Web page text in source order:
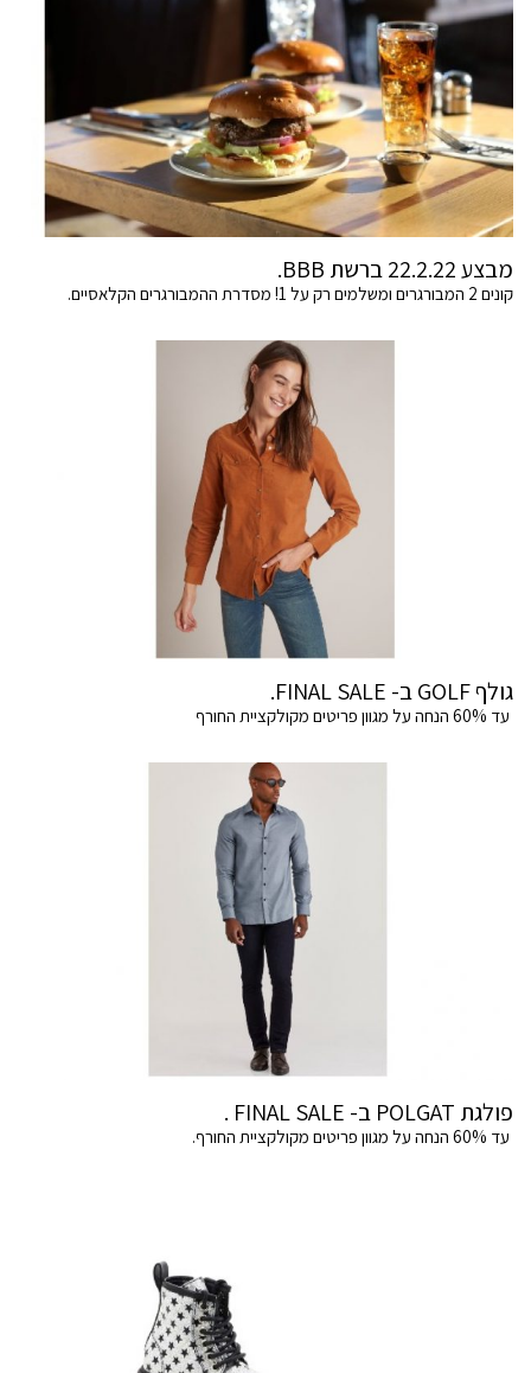
מבצע 22.2.22 ברשת BBB.
קונים 2 המבורגרים ומשלמים רק על 1! מסדרת ההמבורגרים הקלאסיים.
גולף GOLF ב- FINAL SALE.
עד 60% הנחה על מגוון פריטים מקולקציית החורף
פולגת POLGAT ב- FINAL SALE .
עד 60% הנחה על מגוון פריטים מקולקציית החורף.